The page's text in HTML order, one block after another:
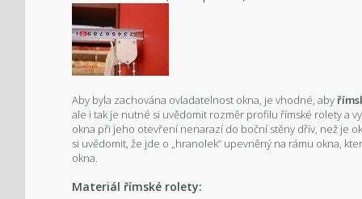
Aby byla zachována ovladatelnost okna, je vhodné, aby
ale i tak je nutné si uvědomit rozměr profilu římské rolety a
okna při jeho otevření nenarazí do boční stěny dřív, než je
si uvědomit, že jde o „hranolek“ upevněný na rámu okna,
okna.
Materiál římské rolety: